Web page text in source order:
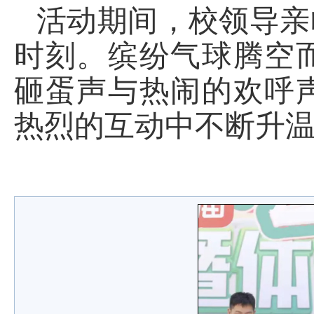
活动期间，校领导
时刻。缤纷气球腾空
砸蛋声与热闹的欢呼
热烈的互动中不断升